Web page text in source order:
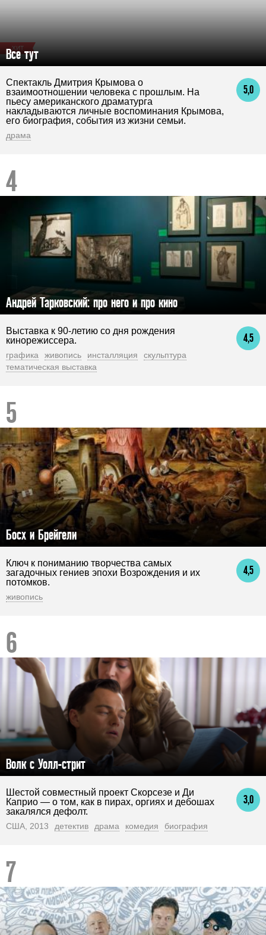
ХИТ
Все тут
5,0
Спектакль Дмитрия Крымова о
взаимоотношении человека с прошлым. На
пьесу американского драматурга
накладываются личные воспоминания Крымова,
его биография, события из жизни семьи.
драма
Андрей Тарковский: про него и про кино
4,5
Выставка к 90-летию со дня рождения
кинорежиссера.
графика живопись инсталляция
скульптура
тематическая выставка
Босх и Брейгели
4,5
Ключ к пониманию творчества самых
загадочных гениев эпохи Возрождения и их
потомков.
живопись
Волк с Уолл-стрит
3,0
Шестой совместный проект Скорсезе и Ди
Каприо — о том, как в пирах, оргиях и дебошах
закалялся дефолт.
США, 2013 детектив драма комедия биография